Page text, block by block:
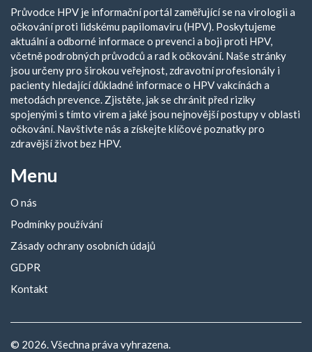
Průvodce HPV je informační portál zaměřující se na virologii a
očkování proti lidskému papilomaviru (HPV). Poskytujeme
aktuální a odborné informace o prevenci a boji proti HPV,
včetně podrobných průvodců a rad k očkování. Naše stránky
jsou určeny pro širokou veřejnost, zdravotní profesionály i
pacienty hledající důkladné informace o HPV vakcínách a
metodách prevence. Zjistěte, jak se chránit před riziky
spojenými s tímto virem a jaké jsou nejnovější postupy v oblasti
očkování. Navštivte nás a získejte klíčové poznatky pro
zdravější život bez HPV.
Menu
O nás
Podmínky používání
Zásady ochrany osobních údajů
GDPR
Kontakt
© 2026. Všechna práva vyhrazena.